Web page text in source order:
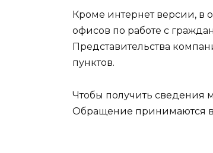
Кроме интернет версии, в
офисов по работе с
Представительства
пунктов.
Чтобы получить сведения
Обращение принимаются